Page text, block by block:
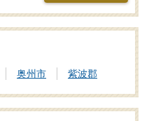
新サービスなどの最新情報
収集を行って信頼のおけそ
奥州市 紫波郡